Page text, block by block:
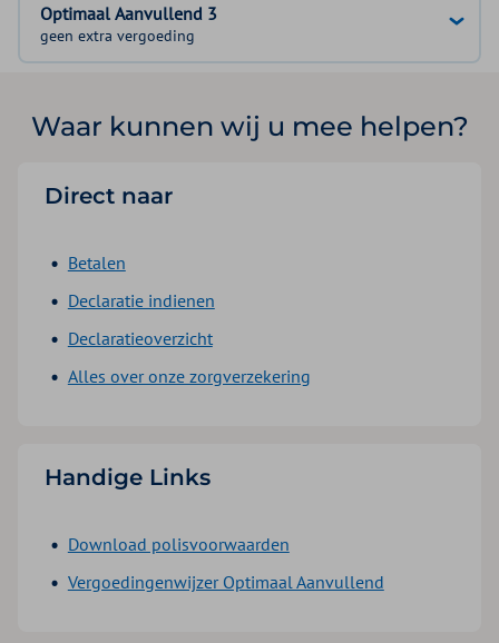
Optimaal Aanvullend 3
geen extra vergoeding
Waar kunnen wij u mee helpen?
Direct naar
Betalen
Declaratie indienen
Declaratieoverzicht
Alles over onze zorgverzekering
Handige Links
Download polisvoorwaarden
Vergoedingenwijzer Optimaal Aanvullend